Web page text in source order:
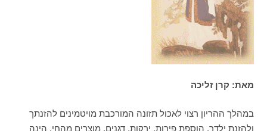
מאת: קרן זליכה
במהלך ההריון רצוי לאכול תזונה המורכבת מויטמינים להזנתך
ולהזנת ילדך. הוספת פירות, ירקות, דגנים, מוצרים מהחי, הינה